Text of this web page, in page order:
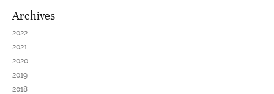
Archives
2022
2021
2020
2019
2018